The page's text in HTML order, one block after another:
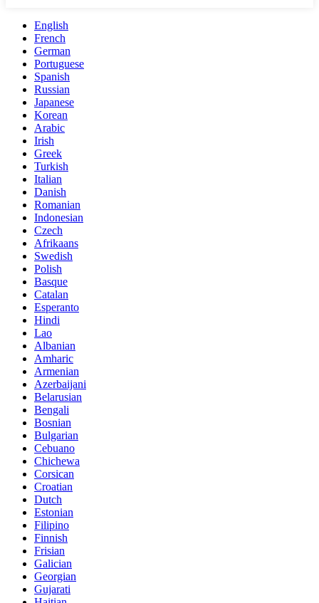
English
French
German
Portuguese
Spanish
Russian
Japanese
Korean
Arabic
Irish
Greek
Turkish
Italian
Danish
Romanian
Indonesian
Czech
Afrikaans
Swedish
Polish
Basque
Catalan
Esperanto
Hindi
Lao
Albanian
Amharic
Armenian
Azerbaijani
Belarusian
Bengali
Bosnian
Bulgarian
Cebuano
Chichewa
Corsican
Croatian
Dutch
Estonian
Filipino
Finnish
Frisian
Galician
Georgian
Gujarati